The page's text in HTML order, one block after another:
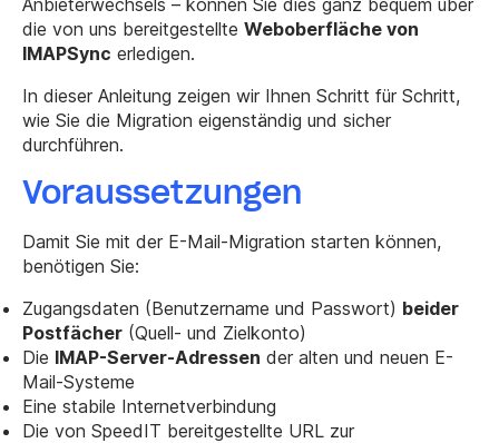
Anbieterwechsels – können Sie dies ganz bequem über
die von uns bereitgestellte Weboberfläche von
IMAPSync erledigen.
In dieser Anleitung zeigen wir Ihnen Schritt für Schritt,
wie Sie die Migration eigenständig und sicher
durchführen.
Voraussetzungen
Damit Sie mit der E-Mail-Migration starten können,
benötigen Sie:
Zugangsdaten (Benutzername und Passwort) beider
Postfächer (Quell- und Zielkonto)
Die IMAP-Server-Adressen der alten und neuen E-
Mail-Systeme
Eine stabile Internetverbindung
Die von SpeedIT bereitgestellte URL zur